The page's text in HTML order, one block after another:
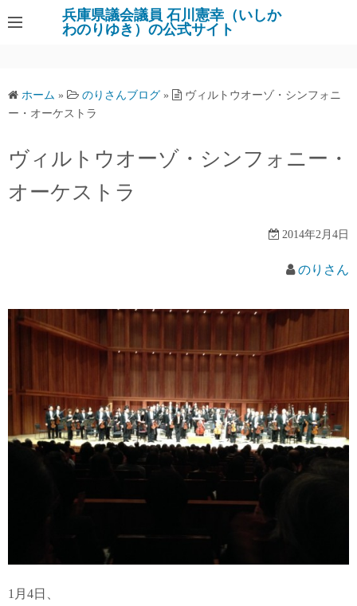
ン
ツ
へ
キ
プ
兵庫県議会議員 石川憲幸（いしか
わのりゆき）の公式サイト
ホーム » のりさんブログ »
ヴィルトウオーゾ・シンフォニ
ー・オーケストラ
ヴィルトウオーゾ・シンフォニー・
オーケストラ
2014年2月4日
のりさん
1月4日、